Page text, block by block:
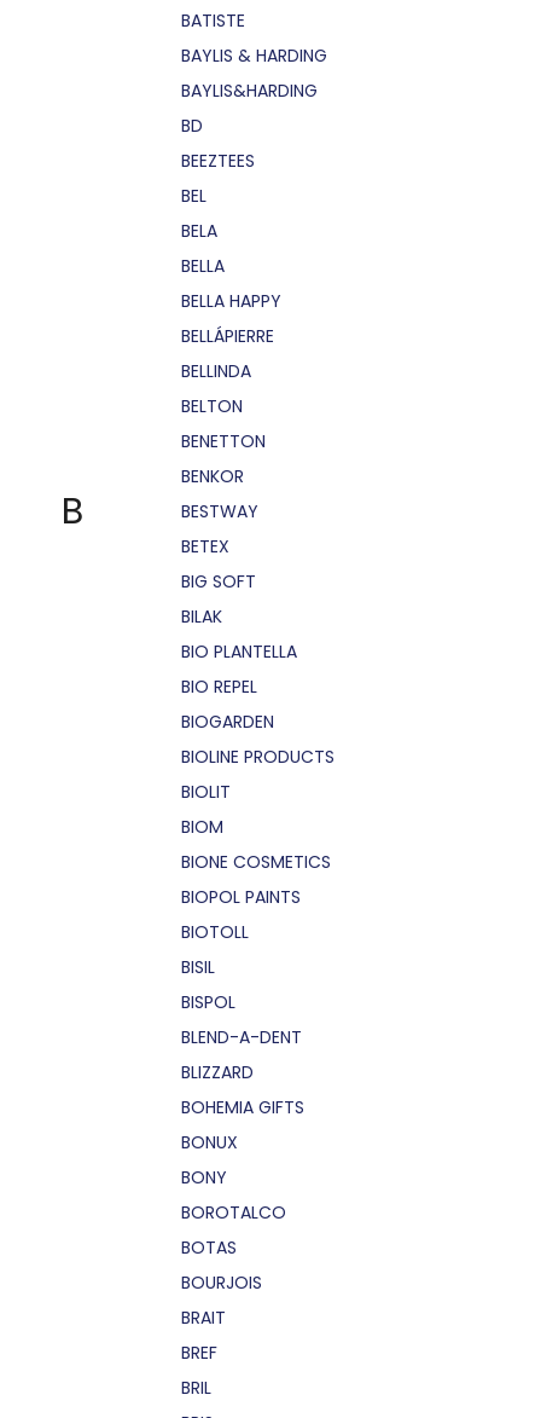
B
BATISTE
BAYLIS & HARDING
BAYLIS&HARDING
BD
BEEZTEES
BEL
BELA
BELLA
BELLA HAPPY
BELLÁPIERRE
BELLINDA
BELTON
BENETTON
BENKOR
BESTWAY
BETEX
BIG SOFT
BILAK
BIO PLANTELLA
BIO REPEL
BIOGARDEN
BIOLINE PRODUCTS
BIOLIT
BIOM
BIONE COSMETICS
BIOPOL PAINTS
BIOTOLL
BISIL
BISPOL
BLEND-A-DENT
BLIZZARD
BOHEMIA GIFTS
BONUX
BONY
BOROTALCO
BOTAS
BOURJOIS
BRAIT
BREF
BRIL